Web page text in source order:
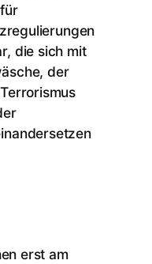
die sich mit
der
erst am